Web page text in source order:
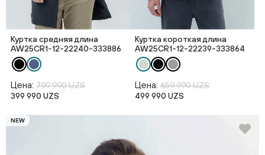
Куртка средняя длина
AW25CR1-12-22240-333886
Цена: 799 990 UZS
399 990 UZS
Куртка короткая длина
AW25CR1-12-22239-333864
Цена: 659 990 UZS
499 990 UZS
NEW